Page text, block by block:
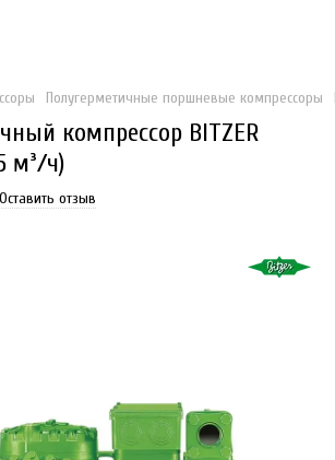
Полугерметичные поршневые компрессоры
компрессор BITZER
м³/ч)
Оставить отзыв